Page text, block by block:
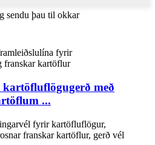
sendu þau til okkar
með
...